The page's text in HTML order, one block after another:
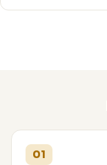
01